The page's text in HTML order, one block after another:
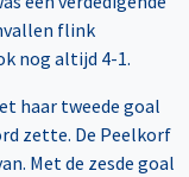
flink
nog altijd 4-1.
haar tweede goal
zette. De Peelkorf
Met de zesde goal